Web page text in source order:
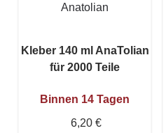
Anatolian
Kleber 140 ml AnaTolian
für 2000 Teile
Binnen 14 Tagen
6,20 €